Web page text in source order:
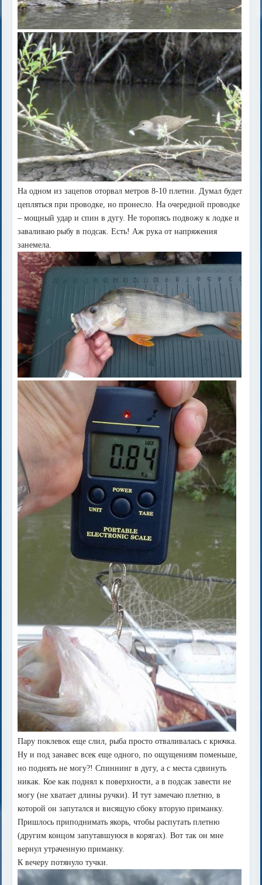
На одном из зацепов оторвал метров 8-10 плетни. Думал будет
цепляться при проводке, но пронесло. На очередной проводке
– мощный удар и спин в дугу. Не торопясь подвожу к лодке и
заваливаю рыбу в подсак. Есть! Аж рука от напряжения
занемела.
Пару поклевок еще слил, рыба просто отваливалась с крючка.
Ну и под занавес всек еще одного, по ощущениям поменьше,
но поднять не могу?! Спиннинг в дугу, а с места сдвинуть
никак. Кое как поднял к поверхности, а в подсак завести не
могу (не хватает длины ручки). И тут замечаю плетню, в
которой он запутался и висящую сбоку вторую приманку.
Пришлось приподнимать якорь, чтобы распутать плетню
(другим концом запутавшуюся в корягах). Вот так он мне
вернул утраченную приманку.
К вечеру потянуло тучки.